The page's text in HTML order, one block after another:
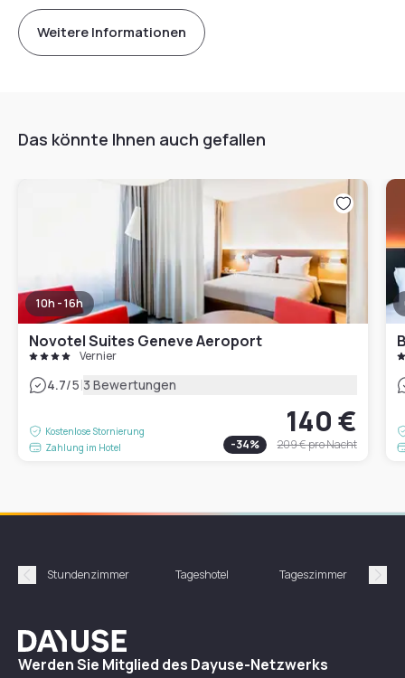
Weitere Informationen
Das könnte Ihnen auch gefallen
10h - 16h
Novotel Suites Geneve Aeroport
Vernier
4.7/5|3 Bewertungen
Kostenlose Stornierung
Zahlung im Hotel
140 €
-34% 209 €pro Nacht
Précédent
Stundenzimmer Tageshotel Tageszimmer
Dayuse
Werden Sie Mitglied des Dayuse-Netzwerks